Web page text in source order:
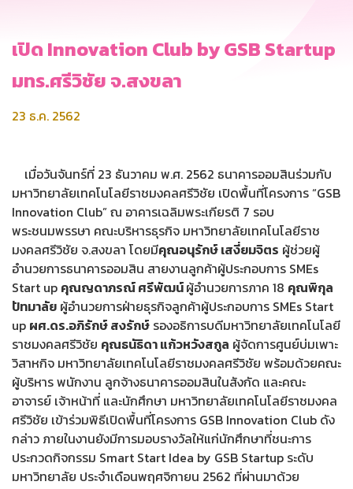
เปิด Innovation Club by GSB Startup
มทร.ศรีวิชัย จ.สงขลา
23 ธ.ค. 2562
เมื่อวันจันทร์ที่ 23 ธันวาคม พ.ศ. 2562 ธนาคารออมสินร่วมกับ
มหาวิทยาลัยเทคโนโลยีราชมงคลศรีวิชัย เปิดพื้นที่โครงการ “GSB
Innovation Club” ณ อาคารเฉลิมพระเกียรติ 7 รอบ
พระชนมพรรษา คณะบริหารธุรกิจ มหาวิทยาลัยเทคโนโลยีราช
มงคลศรีวิชัย จ.สงขลา โดยมีคุณอนุรักษ์ เสงี่ยมจิตร ผู้ช่วยผู้
อำนวยการธนาคารออมสิน สายงานลูกค้าผู้ประกอบการ SMEs
Start up คุณญดาภรณ์ ศรีพัฒน์ผู้อำนวยการภาค 18 คุณพิกุล
ปัทมาลัย ผู้อำนวยการฝ่ายธุรกิจลูกค้าผู้ประกอบการ SMEs Start
up ผศ.ดร.อภิรักษ์ สงรักษ์ รองอธิการบดีมหาวิทยาลัยเทคโนโลยี
ราชมงคลศรีวิชัย คุณธนัธิดา แก้วหวังสกูล ผู้จัดการศูนย์บ่มเพาะ
วิสาหกิจ มหาวิทยาลัยเทคโนโลยีราชมงคลศรีวิชัย พร้อมด้วยคณะ
ผู้บริหาร พนักงาน ลูกจ้างธนาคารออมสินในสังกัด และคณะ
อาจารย์ เจ้าหน้าที่ และนักศึกษา มหาวิทยาลัยเทคโนโลยีราชมงคล
ศรีวิชัย เข้าร่วมพิธีเปิดพื้นที่โครงการ GSB Innovation Club ดัง
กล่าว ภายในงานยังมีการมอบรางวัลให้แก่นักศึกษาที่ชนะการ
ประกวดกิจกรรม Smart Start Idea by GSB Startup ระดับ
มหาวิทยาลัย ประจำเดือนพฤศจิกายน 2562 ที่ผ่านมาด้วย